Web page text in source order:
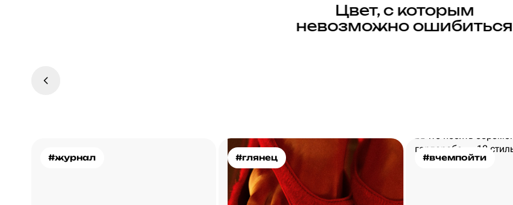
Цвет, с которым
невозможно ошибиться
#журнал #глянец #вчемпойти